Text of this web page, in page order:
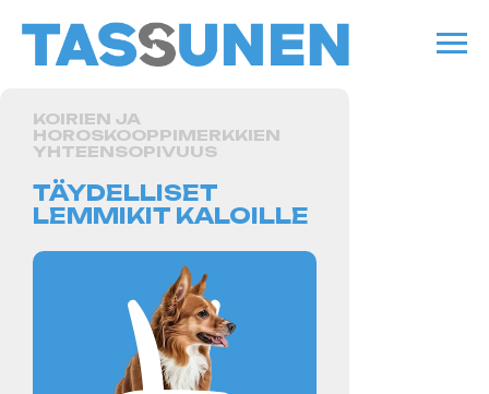
KOIRIEN JA
HOROSKOOPPIMERKKIEN
YHTEENSOPIVUUS
TÄYDELLISET
LEMMIKIT KALOILLE